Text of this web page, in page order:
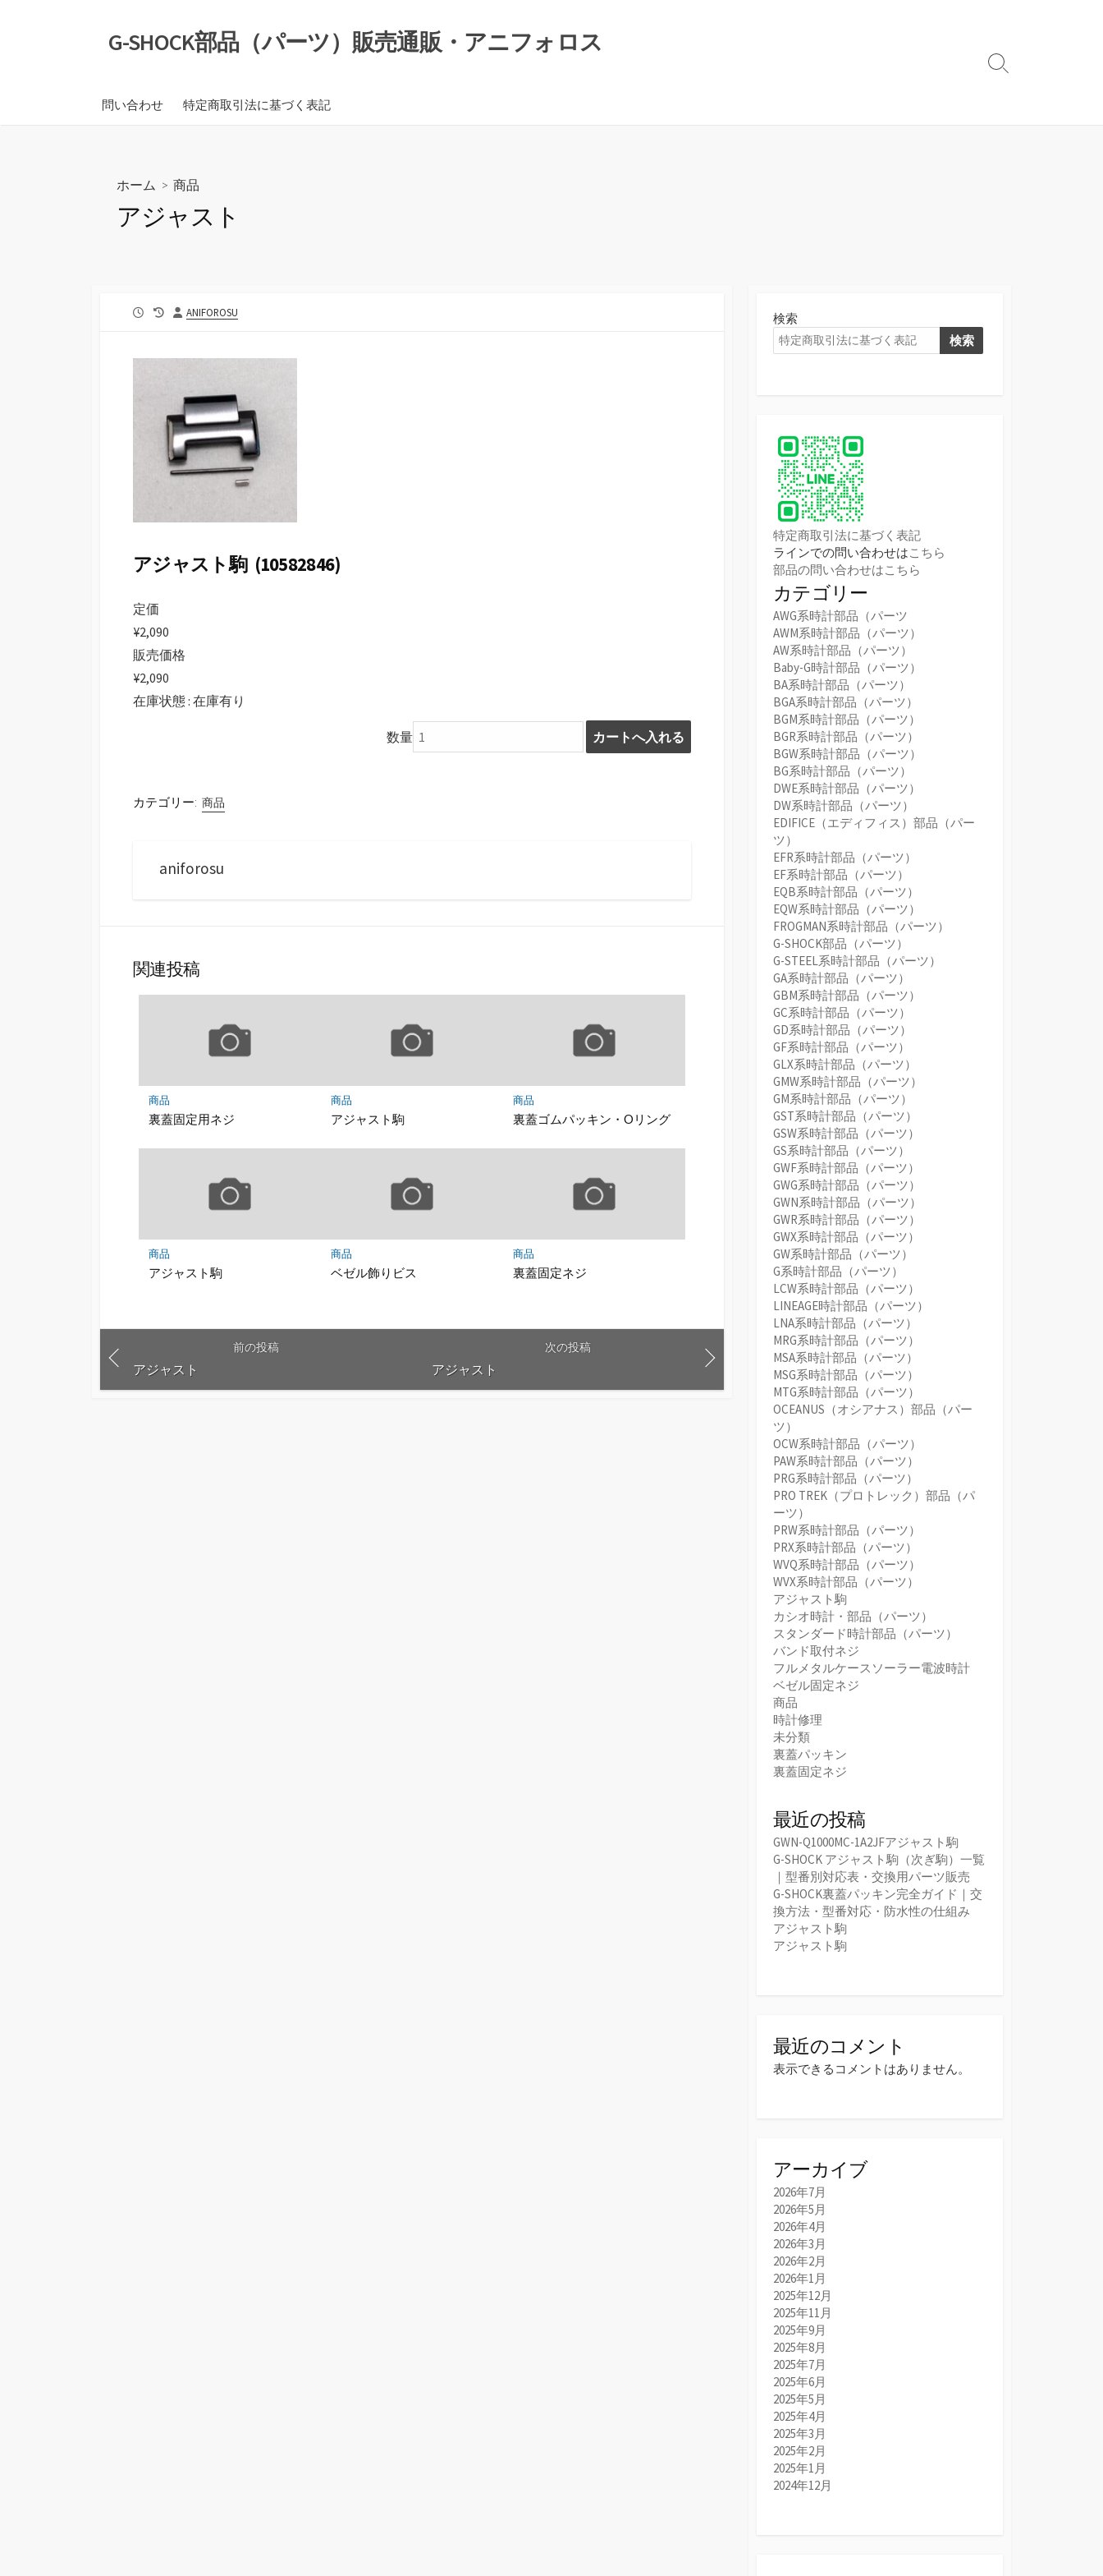
G-SHOCK部品（パーツ）販売通販・アニフォロス
問い合わせ 特定商取引法に基づく表記
検
ホーム > 商品
アジャスト
公
最
新
投
ANIFOROSU
アジャスト駒 (10582846)
定価
¥2,090
販売価格
¥2,090
在庫状態 : 在庫有り
数量
カテゴリー: 商品
aniforosu
関連投稿
商品
裏蓋固定用ネジ
商品
アジャスト駒
商品
裏蓋ゴムパッキン・Oリング
商品
アジャスト駒
商品
ベゼル飾りビス
商品
裏蓋固定ネジ
前の投稿
アジャスト
次の投稿
アジャスト
検索
検索
特定商取引法に基づく表記
ラインでの問い合わせはこちら
部品の問い合わせはこちら
カテゴリー
AWG系時計部品（パーツ
AWM系時計部品（パーツ）
AW系時計部品（パーツ）
Baby-G時計部品（パーツ）
BA系時計部品（パーツ）
BGA系時計部品（パーツ）
BGM系時計部品（パーツ）
BGR系時計部品（パーツ）
BGW系時計部品（パーツ）
BG系時計部品（パーツ）
DWE系時計部品（パーツ）
DW系時計部品（パーツ）
EDIFICE（エディフィス）部品（パー
ツ）
EFR系時計部品（パーツ）
EF系時計部品（パーツ）
EQB系時計部品（パーツ）
EQW系時計部品（パーツ）
FROGMAN系時計部品（パーツ）
G-SHOCK部品（パーツ）
G-STEEL系時計部品（パーツ）
GA系時計部品（パーツ）
GBM系時計部品（パーツ）
GC系時計部品（パーツ）
GD系時計部品（パーツ）
GF系時計部品（パーツ）
GLX系時計部品（パーツ）
GMW系時計部品（パーツ）
GM系時計部品（パーツ）
GST系時計部品（パーツ）
GSW系時計部品（パーツ）
GS系時計部品（パーツ）
GWF系時計部品（パーツ）
GWG系時計部品（パーツ）
GWN系時計部品（パーツ）
GWR系時計部品（パーツ）
GWX系時計部品（パーツ）
GW系時計部品（パーツ）
G系時計部品（パーツ）
LCW系時計部品（パーツ）
LINEAGE時計部品（パーツ）
LNA系時計部品（パーツ）
MRG系時計部品（パーツ）
MSA系時計部品（パーツ）
MSG系時計部品（パーツ）
MTG系時計部品（パーツ）
OCEANUS（オシアナス）部品（パー
ツ）
OCW系時計部品（パーツ）
PAW系時計部品（パーツ）
PRG系時計部品（パーツ）
PRO TREK（プロトレック）部品（パ
ーツ）
PRW系時計部品（パーツ）
PRX系時計部品（パーツ）
WVQ系時計部品（パーツ）
WVX系時計部品（パーツ）
アジャスト駒
カシオ時計・部品（パーツ）
スタンダード時計部品（パーツ）
バンド取付ネジ
フルメタルケースソーラー電波時計
ベゼル固定ネジ
商品
時計修理
未分類
裏蓋パッキン
裏蓋固定ネジ
最近の投稿
GWN-Q1000MC-1A2JFアジャスト駒
G-SHOCK アジャスト駒（次ぎ駒）一覧
｜型番別対応表・交換用パーツ販売
G-SHOCK裏蓋パッキン完全ガイド｜交
換方法・型番対応・防水性の仕組み
アジャスト駒
アジャスト駒
最近のコメント
表示できるコメントはありません。
アーカイブ
2026年7月
2026年5月
2026年4月
2026年3月
2026年2月
2026年1月
2025年12月
2025年11月
2025年9月
2025年8月
2025年7月
2025年6月
2025年5月
2025年4月
2025年3月
2025年2月
2025年1月
2024年12月